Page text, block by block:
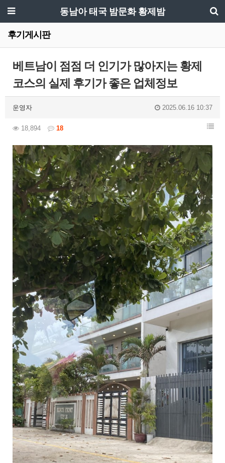
동남아 태국 밤문화 황제밤
후기게시판
베트남이 점점 더 인기가 많아지는 황제
코스의 실제 후기가 좋은 업체정보
운영자 2025.06.16 10:37
18,894 18